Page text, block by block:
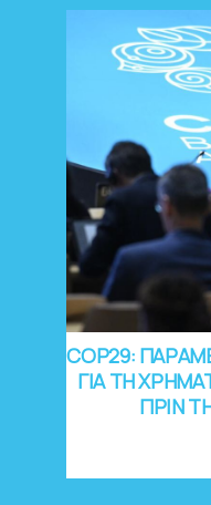
COP29:
ΓΙΑ ΤΗ
ΠΡΙΝ